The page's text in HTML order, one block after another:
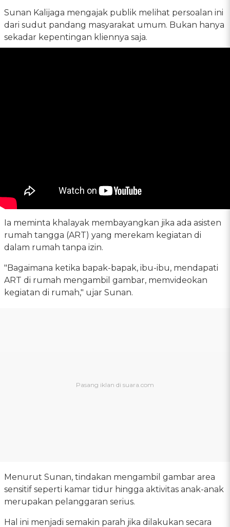
Sunan Kalijaga mengajak publik melihat persoalan ini
dari sudut pandang masyarakat umum. Bukan hanya
sekadar kepentingan kliennya saja.
Ia meminta khalayak membayangkan jika ada asisten
rumah tangga (ART) yang merekam kegiatan di
dalam rumah tanpa izin.
"Bagaimana ketika bapak-bapak, ibu-ibu, mendapati
ART di rumah mengambil gambar, memvideokan
kegiatan di rumah," ujar Sunan.
Menurut Sunan, tindakan mengambil gambar area
sensitif seperti kamar tidur hingga aktivitas anak-anak
merupakan pelanggaran serius.
Hal ini menjadi semakin parah jika dilakukan secara